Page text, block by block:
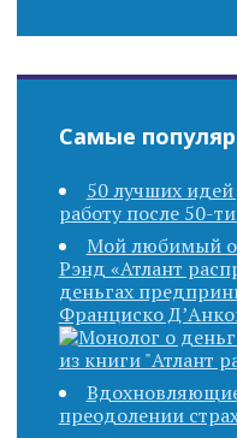
Самые
50 лучших идей
работу после 50-
Мой любимый
Рэнд «Атлант
деньгах
Франциско
преодолении